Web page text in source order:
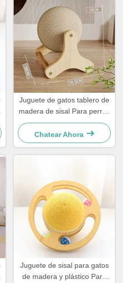
Juguete de gatos tablero de
madera de sisal Para perros
y gatos pequeños sencillo y
práctico
Chatear Ahora
Juguete de sisal para gatos
de madera y plástico Para